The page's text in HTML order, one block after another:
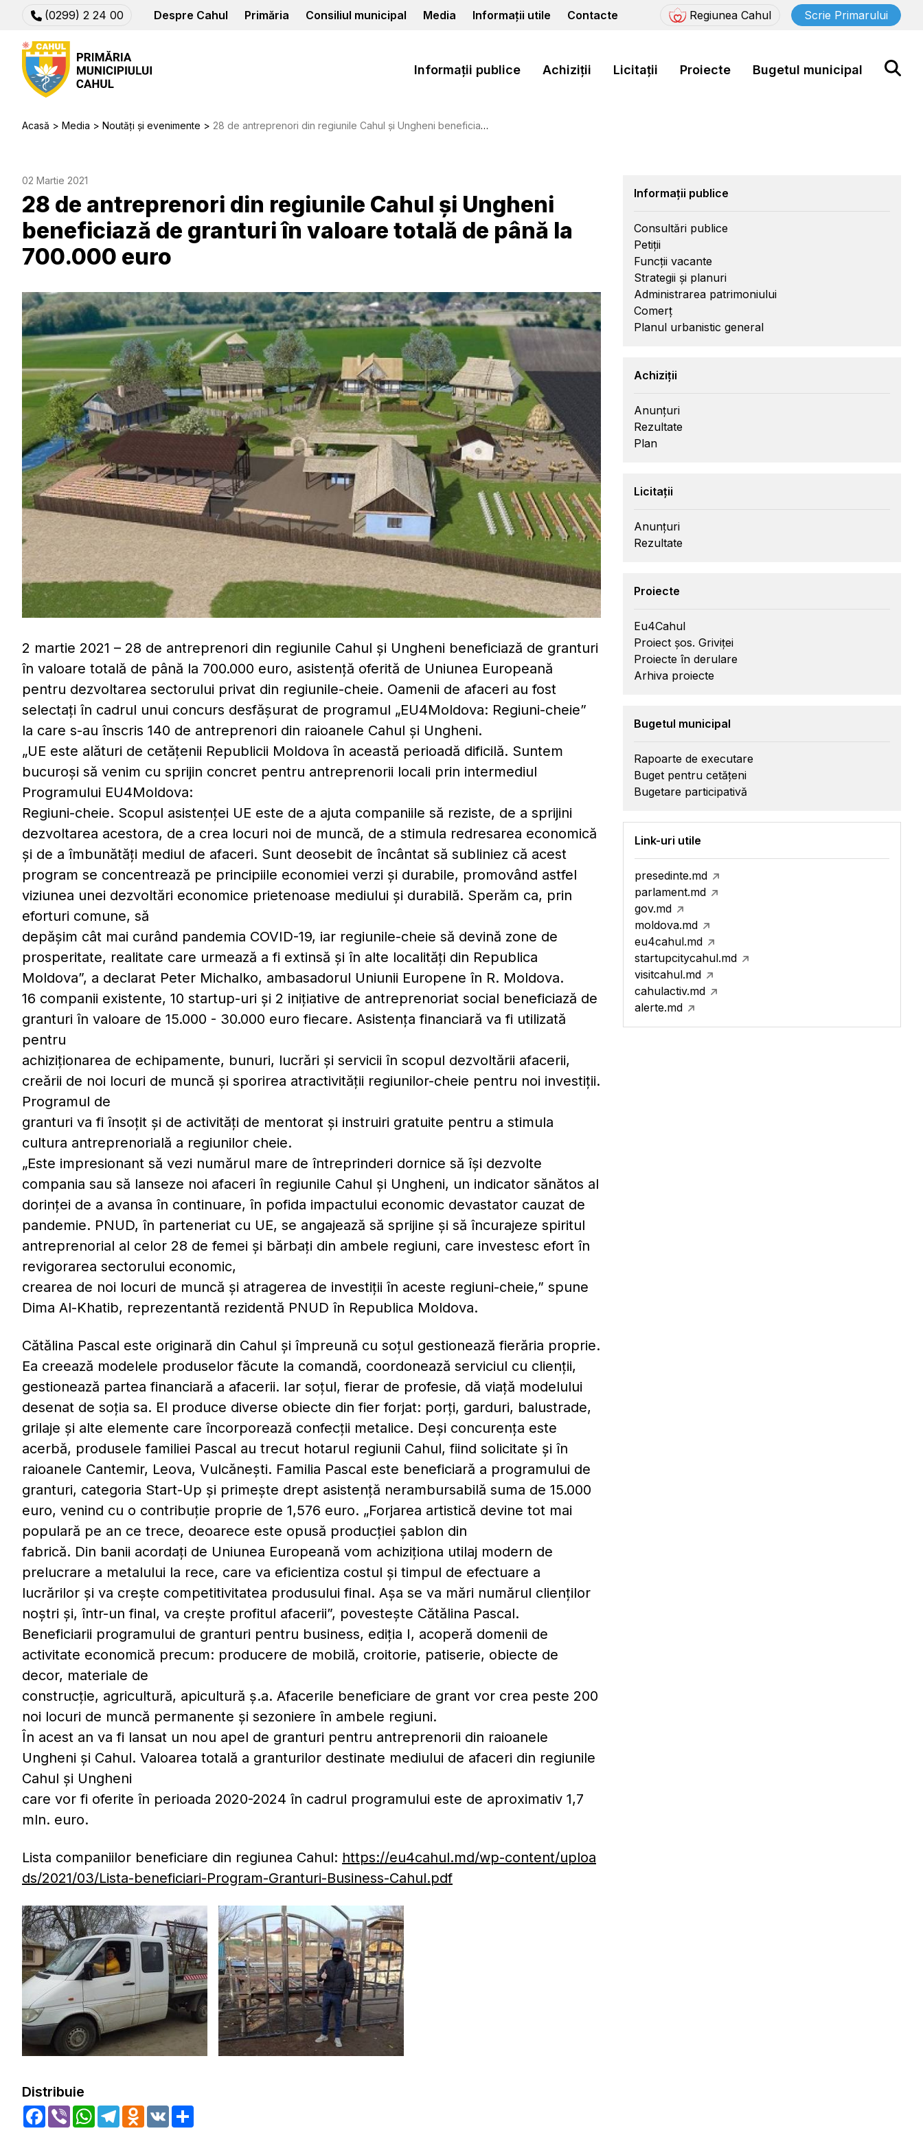
(0299) 2 24 00 Despre Cahul Primăria Consiliul municipal Media Informații utile Contacte Regiunea Cahul Scrie Primarului
Informații publice Achiziții Licitații Proiecte Bugetul municipal
Acasă Media Noutăți și evenimente 28 de antreprenori din regiunile Cahul și Ungheni beneficiază de granturi în valoare totală de până la 700.000 euro
02 Martie 2021
28 de antreprenori din regiunile Cahul și Ungheni
beneficiază de granturi în valoare totală de până la
700.000 euro
2 martie 2021 – 28 de antreprenori din regiunile Cahul și Ungheni beneficiază de granturi
în valoare totală de până la 700.000 euro, asistență oferită de Uniunea Europeană
pentru dezvoltarea sectorului privat din regiunile-cheie. Oamenii de afaceri au fost
selectați în cadrul unui concurs desfășurat de programul „EU4Moldova: Regiuni-cheie”
la care s-au înscris 140 de antreprenori din raioanele Cahul și Ungheni.
„UE este alături de cetățenii Republicii Moldova în această perioadă dificilă. Suntem
bucuroși să venim cu sprijin concret pentru antreprenorii locali prin intermediul
Programului EU4Moldova:
Regiuni-cheie. Scopul asistenței UE este de a ajuta companiile să reziste, de a sprijini
dezvoltarea acestora, de a crea locuri noi de muncă, de a stimula redresarea economică
și de a îmbunătăți mediul de afaceri. Sunt deosebit de încântat să subliniez că acest
program se concentrează pe principiile economiei verzi și durabile, promovând astfel
viziunea unei dezvoltări economice prietenoase mediului și durabilă. Sperăm ca, prin
eforturi comune, să
depășim cât mai curând pandemia COVID-19, iar regiunile-cheie să devină zone de
prosperitate, realitate care urmează a fi extinsă și în alte localități din Republica
Moldova”, a declarat Peter Michalko, ambasadorul Uniunii Europene în R. Moldova.
16 companii existente, 10 startup-uri și 2 inițiative de antreprenoriat social beneficiază de
granturi în valoare de 15.000 - 30.000 euro fiecare. Asistența financiară va fi utilizată
pentru
achiziționarea de echipamente, bunuri, lucrări și servicii în scopul dezvoltării afacerii,
creării de noi locuri de muncă și sporirea atractivității regiunilor-cheie pentru noi investiții.
Programul de
granturi va fi însoțit și de activități de mentorat și instruiri gratuite pentru a stimula
cultura antreprenorială a regiunilor cheie.
„Este impresionant să vezi numărul mare de întreprinderi dornice să îşi dezvolte
compania sau să lanseze noi afaceri în regiunile Cahul și Ungheni, un indicator sănătos al
dorinţei de a avansa în continuare, în pofida impactului economic devastator cauzat de
pandemie. PNUD, în parteneriat cu UE, se angajează să sprijine și să încurajeze spiritul
antreprenorial al celor 28 de femei și bărbați din ambele regiuni, care investesc efort în
revigorarea sectorului economic,
crearea de noi locuri de muncă şi atragerea de investiţii în aceste regiuni-cheie,” spune
Dima Al-Khatib, reprezentantă rezidentă PNUD în Republica Moldova.
Cătălina Pascal este originară din Cahul și împreună cu soțul gestionează fierăria proprie.
Ea creează modelele produselor făcute la comandă, coordonează serviciul cu clienții,
gestionează partea financiară a afacerii. Iar soțul, fierar de profesie, dă viață modelului
desenat de soția sa. El produce diverse obiecte din fier forjat: porți, garduri, balustrade,
grilaje și alte elemente care încorporează confecții metalice. Deși concurența este
acerbă, produsele familiei Pascal au trecut hotarul regiunii Cahul, fiind solicitate și în
raioanele Cantemir, Leova, Vulcănești. Familia Pascal este beneficiară a programului de
granturi, categoria Start-Up și primește drept asistență nerambursabilă suma de 15.000
euro, venind cu o contribuţie proprie de 1,576 euro. „Forjarea artistică devine tot mai
populară pe an ce trece, deoarece este opusă producției șablon din
fabrică. Din banii acordaţi de Uniunea Europeană vom achiziționa utilaj modern de
prelucrare a metalului la rece, care va eficientiza costul și timpul de efectuare a
lucrărilor și va crește competitivitatea produsului final. Aşa se va mări numărul clienților
noştri și, într-un final, va crește profitul afacerii”, povesteşte Cătălina Pascal.
Beneficiarii programului de granturi pentru business, ediția I, acoperă domenii de
activitate economică precum: producere de mobilă, croitorie, patiserie, obiecte de
decor, materiale de
construcție, agricultură, apicultură ș.a. Afacerile beneficiare de grant vor crea peste 200
noi locuri de muncă permanente şi sezoniere în ambele regiuni.
În acest an va fi lansat un nou apel de granturi pentru antreprenorii din raioanele
Ungheni și Cahul. Valoarea totală a granturilor destinate mediului de afaceri din regiunile
Cahul și Ungheni
care vor fi oferite în perioada 2020-2024 în cadrul programului este de aproximativ 1,7
mln. euro.
Lista companiilor beneficiare din regiunea Cahul: https://eu4cahul.md/wp-content/uploa
ds/2021/03/Lista-beneficiari-Program-Granturi-Business-Cahul.pdf
Distribuie
Facebook
Viber WhatsApp
TelegramOdnoklassniki
VK
Informații publice
Consultări publice
Petiții
Funcții vacante
Strategii și planuri
Administrarea patrimoniului
Comerț
Planul urbanistic general
Achiziții
Anunțuri
Rezultate
Plan
Licitații
Anunțuri
Rezultate
Proiecte
Eu4Cahul
Proiect șos. Griviței
Proiecte în derulare
Arhiva proiecte
Bugetul municipal
Rapoarte de executare
Buget pentru cetățeni
Bugetare participativă
Link-uri utile
presedinte.md
parlament.md
gov.md
moldova.md
eu4cahul.md
startupcitycahul.md
visitcahul.md
cahulactiv.md
alerte.md